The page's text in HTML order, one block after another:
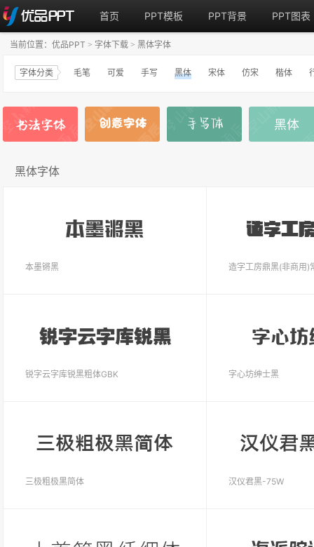
首页 PPT模板 PPT背景 PPT图表
当前位置： 优品PPT > 字体下载 > 黑体字体
字体分类 毛笔 可爱 手写 黑体 宋体 仿宋 楷体
黑体字体
本墨锵黑 造字工房鼎黑(非商用)
锐字云字库锐黑粗体GBK 字心坊绅士黑
三极粗极黑简体 汉仪君黑-75W